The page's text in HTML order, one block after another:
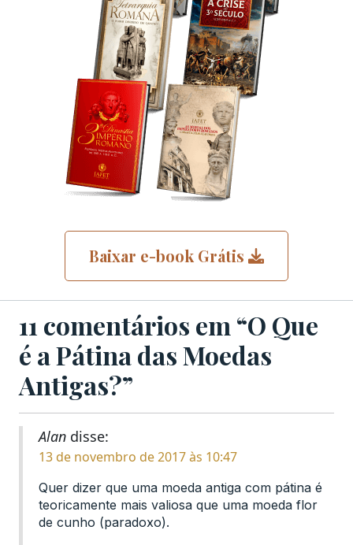
Baixar e-book Grátis
11 comentários em “O Que
é a Pátina das Moedas
Antigas?”
Alan disse:
13 de novembro de 2017 às 10:47
Quer dizer que uma moeda antiga com pátina é
teoricamente mais valiosa que uma moeda flor
de cunho (paradoxo).